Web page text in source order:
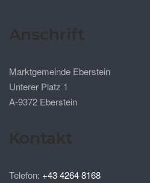
Marktgemeinde Eberstein
Unterer Platz 1
A-9372 Eberstein
Telefon: +43 4264 8168